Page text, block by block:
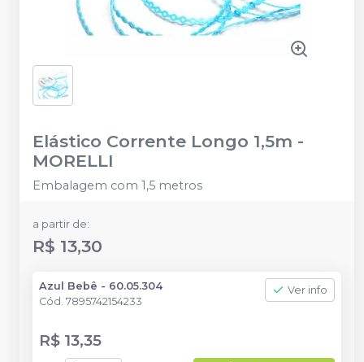
Elástico Corrente Longo 1,5m -
MORELLI
Embalagem com 1,5 metros
a partir de:
R$ 13,30
Azul Bebê - 60.05.304
Cód. 7895742154233
Ver info
R$ 13,35